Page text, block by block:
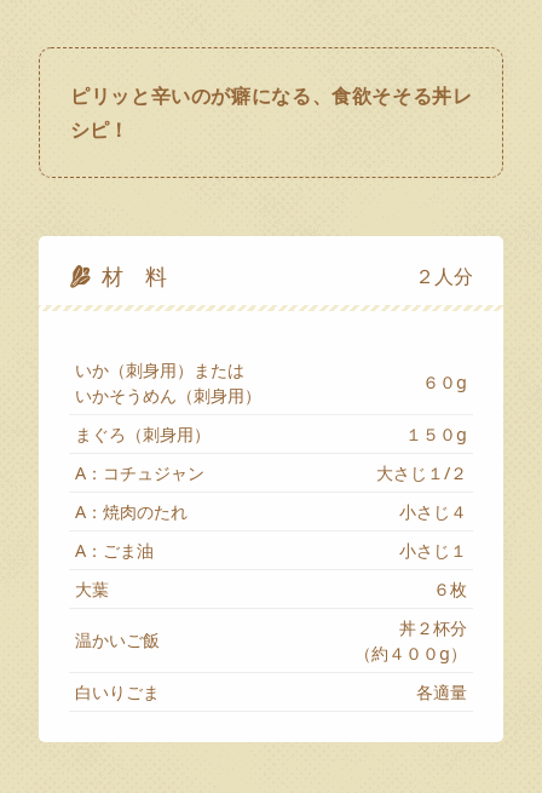
ピリッと辛いのが癖になる、食欲そそる丼レ
シピ！
材 料 ２人分
いか（刺身用）または
いかそうめん（刺身用）
６０g
まぐろ（刺身用）
１５０g
A：コチュジャン
大さじ１/２
A：焼肉のたれ
小さじ４
A：ごま油
小さじ１
大葉
６枚
温かいご飯
丼２杯分
（約４００g）
白いりごま
各適量